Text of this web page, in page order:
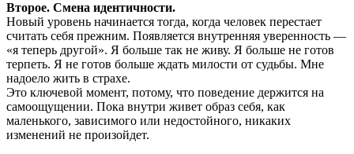
Второе. Смена идентичности.
Новый уровень начинается тогда, когда человек перестает
считать себя прежним. Появляется внутренняя уверенность —
«я теперь другой». Я больше так не живу. Я больше не готов
терпеть. Я не готов больше ждать милости от судьбы. Мне
надоело жить в страхе.
Это ключевой момент, потому, что поведение держится на
самоощущении. Пока внутри живет образ себя, как
маленького, зависимого или недостойного, никаких
изменений не произойдет.